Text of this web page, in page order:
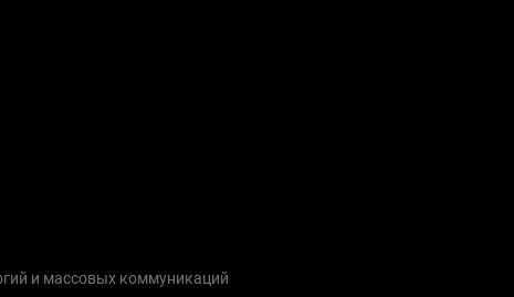
и массовых коммуникаций